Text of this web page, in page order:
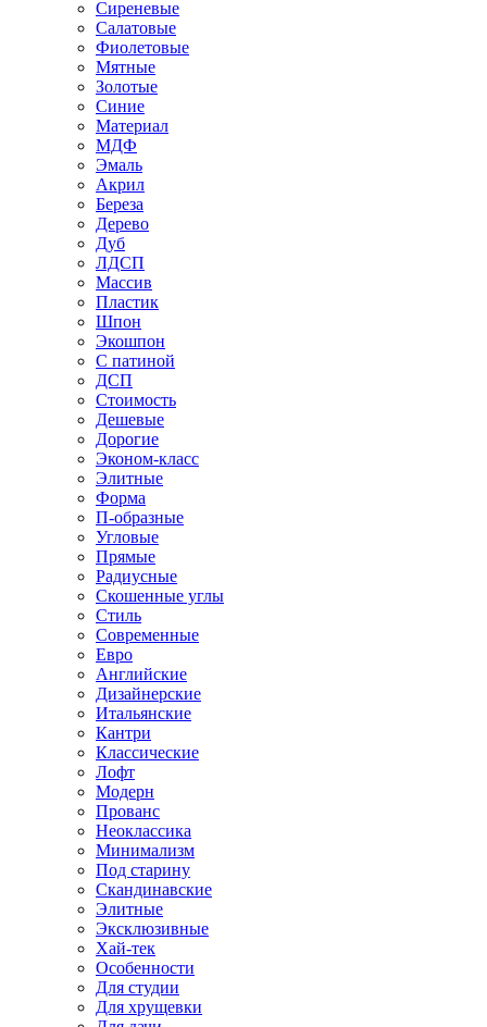
Сиреневые
Салатовые
Фиолетовые
Мятные
Золотые
Синие
Материал
МДФ
Эмаль
Акрил
Береза
Дерево
Дуб
ЛДСП
Массив
Пластик
Шпон
Экошпон
С патиной
ДСП
Стоимость
Дешевые
Дорогие
Эконом-класс
Элитные
Форма
П-образные
Угловые
Прямые
Радиусные
Скошенные углы
Стиль
Современные
Евро
Английские
Дизайнерские
Итальянские
Кантри
Классические
Лофт
Модерн
Прованс
Неоклассика
Минимализм
Под старину
Скандинавские
Элитные
Эксклюзивные
Хай-тек
Особенности
Для студии
Для хрущевки